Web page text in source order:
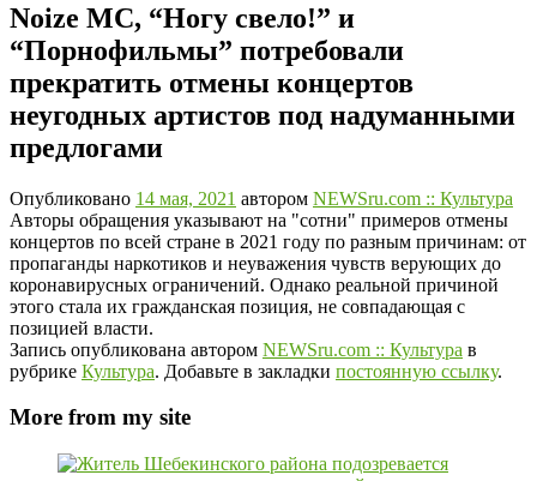
Noize MC, “Ногу свело!” и
“Порнофильмы” потребовали
прекратить отмены концертов
неугодных артистов под надуманными
предлогами
Опубликовано 14 мая, 2021 автором NEWSru.com :: Культура
Авторы обращения указывают на "сотни" примеров отмены
концертов по всей стране в 2021 году по разным причинам: от
пропаганды наркотиков и неуважения чувств верующих до
коронавирусных ограничений. Однако реальной причиной
этого стала их гражданская позиция, не совпадающая с
позицией власти.
Запись опубликована автором NEWSru.com :: Культура в
рубрике Культура. Добавьте в закладки постоянную ссылку.
More from my site